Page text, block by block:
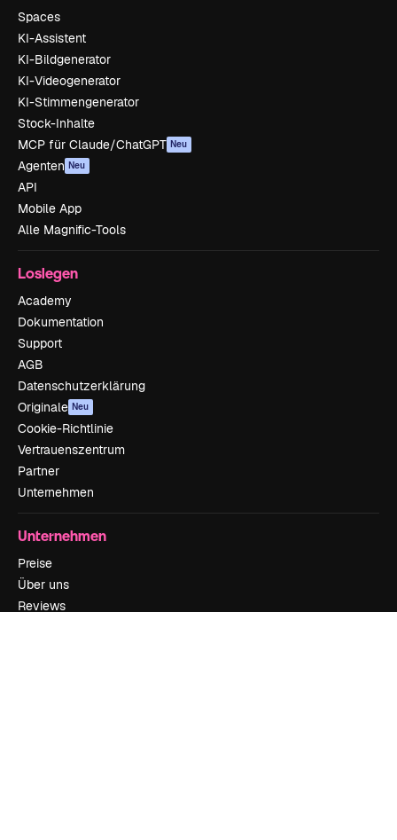
Spaces
KI-Assistent
KI-Bildgenerator
KI-Videogenerator
KI-Stimmengenerator
Stock-Inhalte
MCP für Claude/ChatGPT Neu
Agenten Neu
API
Mobile App
Alle Magnific-Tools
Loslegen
Academy
Dokumentation
Support
AGB
Datenschutzerklärung
Originale Neu
Cookie-Richtlinie
Vertrauenszentrum
Partner
Unternehmen
Unternehmen
Preise
Über uns
Reviews